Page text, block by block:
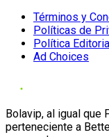
Términos y
Políticas de
Política
Ad Choices
Bolavip, al igual que
perteneciente a